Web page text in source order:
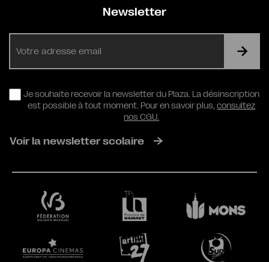
Newsletter
RGPD
Je souhaite recevoir la newsletter du Plaza. La désinscription
est possible à tout moment. Pour en savoir plus,consultez
nos CGU.
Voir la newsletter scolaire